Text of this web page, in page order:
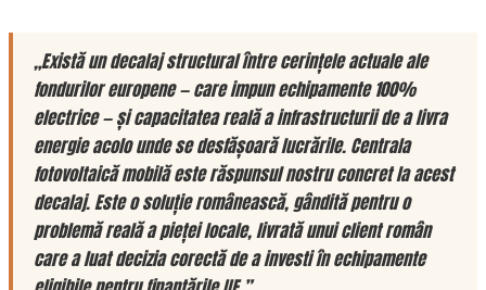
„Există un decalaj structural între cerințele actuale ale
fondurilor europene — care impun echipamente 100%
electrice — și capacitatea reală a infrastructurii de a livra
energie acolo unde se desfășoară lucrările. Centrala
fotovoltaică mobilă este răspunsul nostru concret la acest
decalaj. Este o soluție românească, gândită pentru o
problemă reală a pieței locale, livrată unui client român
care a luat decizia corectă de a investi în echipamente